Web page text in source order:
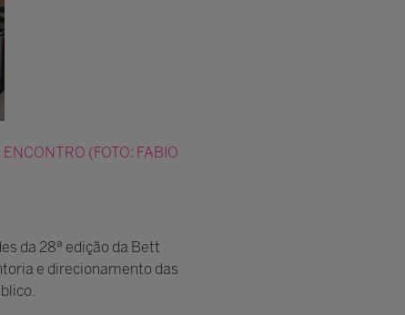
(FOTO: FABIO
da 28ª edição da Bett
e direcionamento das